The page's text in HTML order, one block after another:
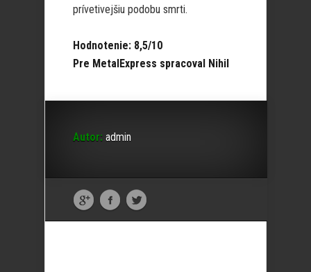
prívetivejšiu podobu smrti.
Hodnotenie: 8,5/10
Pre MetalExpress spracoval Nihil
Autor: admin